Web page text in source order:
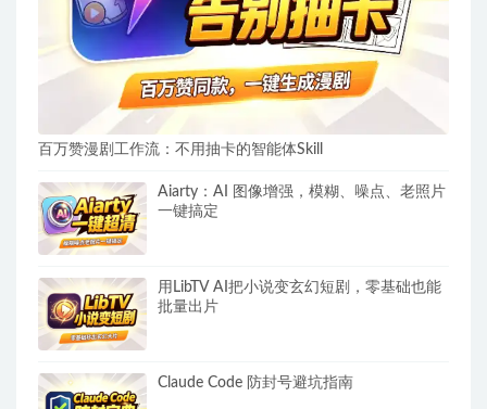
百万赞漫剧工作流：不用抽卡的智能体Skill
Aiarty：AI 图像增强，模糊、噪点、老照片
一键搞定
用LibTV AI把小说变玄幻短剧，零基础也能
批量出片
Claude Code 防封号避坑指南